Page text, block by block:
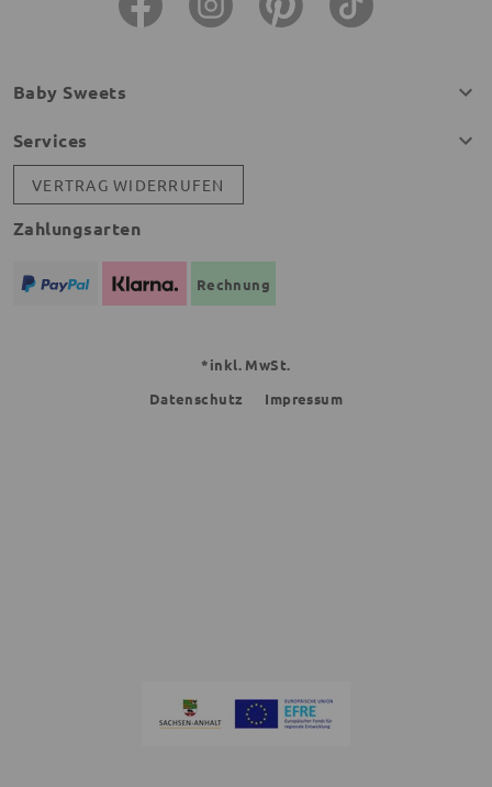
Baby Sweets
Services
VERTRAG WIDERRUFEN
Zahlungsarten
Rechnung
*inkl. MwSt.
Datenschutz
Impressum